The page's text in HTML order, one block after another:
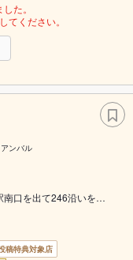
た。
てください。
ンバル
南口を出て246沿いを…
稿特典対象店